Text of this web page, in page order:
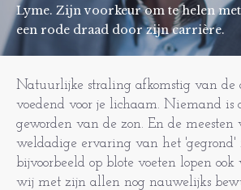
Lyme. Zijn voorkeur om te helen
een rode draad door zijn carrière.
Natuurlijke straling afkomstig van de
voedend voor je lichaam. Niemand is
geworden van de zon. En de meesten
weldadige ervaring van het 'gegrond'
bijvoorbeeld op blote voeten lopen
wij met zijn allen nog nauwelijks